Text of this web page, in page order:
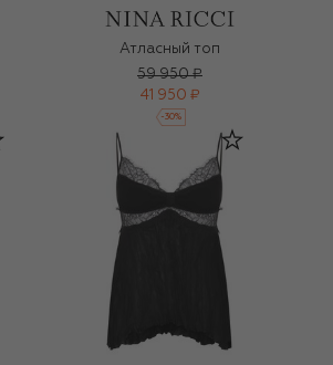
Атласный топ
59 950 ₽
41 950 ₽
-30%